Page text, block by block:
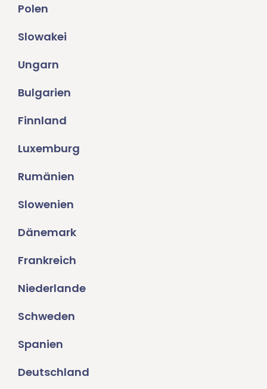
Polen
Slowakei
Ungarn
Bulgarien
Finnland
Luxemburg
Rumänien
Slowenien
Dänemark
Frankreich
Niederlande
Schweden
Spanien
Deutschland